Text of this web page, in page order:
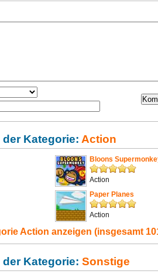
Kategorie: Action
Bloons
Action
Paper Planes
Action
Action anzeigen (insgesamt
Kategorie: Sonstige